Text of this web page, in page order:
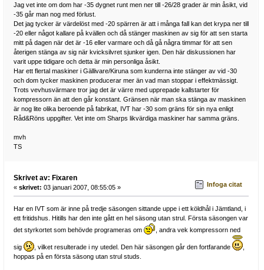
Jag vet inte om dom har -35 dygnet runt men ner till -26/28 grader är min åsikt, vid
-35 går man nog med förlust.
Det jag tycker är värdelöst med -20 spärren är att i många fall kan det krypa ner till
-20 eller något kallare på kvällen och då stänger maskinen av sig för att sen starta
mitt på dagen när det är -16 eller varmare och då gå några timmar för att sen
återigen stänga av sig när kvicksilvret sjunker igen. Den här diskussionen har
varit uppe tidigare och detta är min personliga åsikt.
Har ett flertal maskiner i Gällivare/Kiruna som kunderna inte stänger av vid -30
och dom tycker maskinen producerar mer än vad man stoppar i effektmässigt.
Trots vevhusvärmare tror jag det är värre med upprepade kallstarter för
kompressorn än att den går konstant. Gränsen när man ska stänga av maskinen
är nog lite olika beroende på fabrikat, IVT har -30 som gräns för sin nya enligt
Råd&Röns uppgifter. Vet inte om Sharps likvärdiga maskiner har samma gräns.
mvh
TS
Skrivet av: Fixaren
« skrivet: 03 januari 2007, 08:55:05 » Infoga citat
Har en IVT som är inne på tredje säsongen sittande uppe i ett köldhål i Jämtland, i
ett fritidshus. Hitills har den inte gått en hel säsong utan strul. Första säsongen var
det styrkortet som behövde programeras om
, andra vek kompressorn ned
sig , vilket resulterade i ny utedel. Den här säsongen går den fortfarande
,
hoppas på en första säsong utan strul studs.